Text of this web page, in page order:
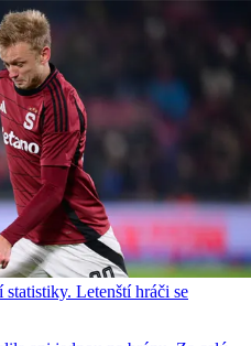
Letenští hráči se